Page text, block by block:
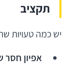
תקציב
יש כמה טעויות
אפיון